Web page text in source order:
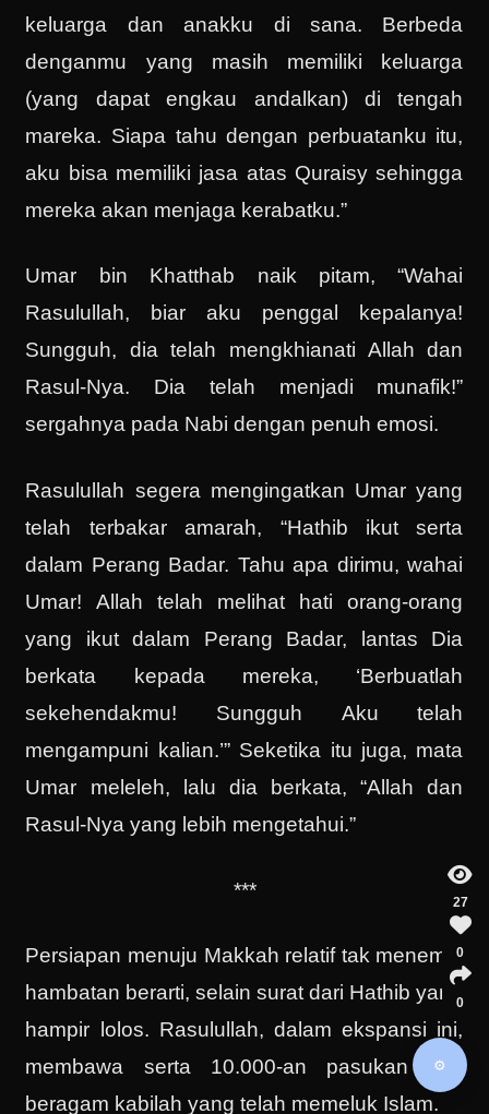
keluarga dan anakku di sana. Berbeda
denganmu yang masih memiliki keluarga
(yang dapat engkau andalkan) di tengah
mareka. Siapa tahu dengan perbuatanku itu,
aku bisa memiliki jasa atas Quraisy sehingga
mereka akan menjaga kerabatku.”
Umar bin Khatthab naik pitam, “Wahai
Rasulullah, biar aku penggal kepalanya!
Sungguh, dia telah mengkhianati Allah dan
Rasul-Nya. Dia telah menjadi munafik!”
sergahnya pada Nabi dengan penuh emosi.
Rasulullah segera mengingatkan Umar yang
telah terbakar amarah, “Hathib ikut serta
dalam Perang Badar. Tahu apa dirimu, wahai
Umar! Allah telah melihat hati orang-orang
yang ikut dalam Perang Badar, lantas Dia
berkata kepada mereka, ‘Berbuatlah
sekehendakmu! Sungguh Aku telah
mengampuni kalian.’” Seketika itu juga, mata
Umar meleleh, lalu dia berkata, “Allah dan
Rasul-Nya yang lebih mengetahui.”
***
Persiapan menuju Makkah relatif tak menemui
hambatan berarti, selain surat dari Hathib yang
hampir lolos. Rasulullah, dalam ekspansi ini,
membawa serta 10.000-an pasukan dari
beragam kabilah yang telah memeluk Islam.
27
0
0
⚙️